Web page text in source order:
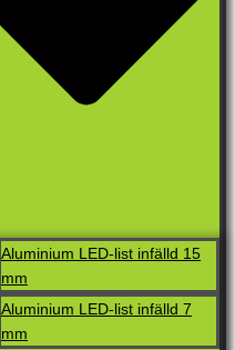
Aluminium LED-list infälld 15
mm
Aluminium LED-list infälld 7
mm